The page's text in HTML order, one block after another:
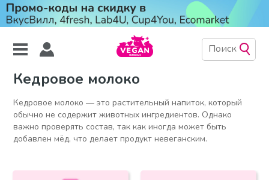
Кедровое молоко
Кедровое молоко — это растительный напиток, который
обычно не содержит животных ингредиентов. Однако
важно проверять состав, так как иногда может быть
добавлен мёд, что делает продукт невеганским.